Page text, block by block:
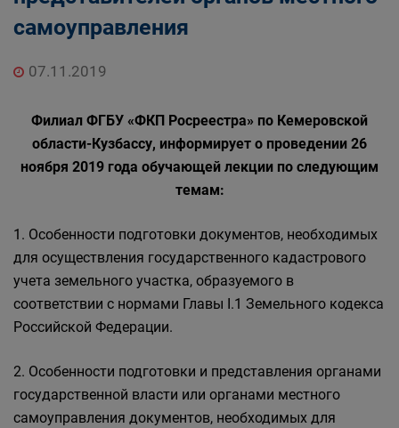
самоуправления
07.11.2019
Филиал ФГБУ «ФКП Росреестра» по Кемеровской
области-Кузбассу, информирует о проведении 26
ноября 2019 года обучающей лекции по следующим
темам:
1. Особенности подготовки документов, необходимых
для осуществления государственного кадастрового
учета земельного участка, образуемого в
соответствии с нормами Главы I.1 Земельного кодекса
Российской Федерации.
2. Особенности подготовки и представления органами
государственной власти или органами местного
самоуправления документов, необходимых для